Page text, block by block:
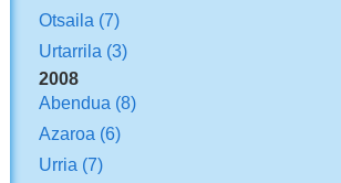
Otsaila (7)
Urtarrila (3)
2008
Abendua (8)
Azaroa (6)
Urria (7)